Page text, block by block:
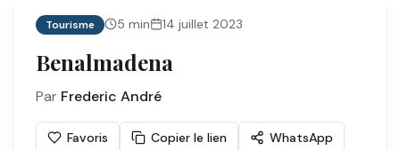
Tourisme 5 min 14 juillet 2023
Benalmadena
Par Frederic André
Favoris Copier le lien
WhatsApp